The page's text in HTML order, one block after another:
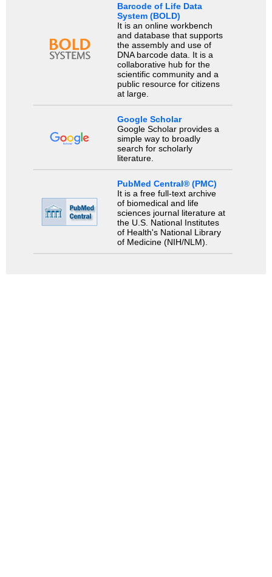
Barcode of Life Data
System (BOLD)
It is an online workbench
and database that supports
the assembly and use of
DNA barcode data. It is a
collaborative hub for the
scientific community and a
public resource for citizens
at large.
Google Scholar
Google Scholar provides a
simple way to broadly
search for scholarly
literature.
PubMed Central® (PMC)
It is a free full-text archive
of biomedical and life
sciences journal literature at
the U.S. National Institutes
of Health's National Library
of Medicine (NIH/NLM).